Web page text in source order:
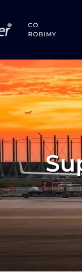
CO
ROBIMY